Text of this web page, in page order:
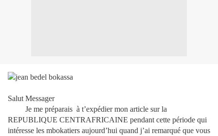
Salut Messager
Je me préparais à t’expédier mon article sur la
REPUBLIQUE CENTRAFRICAINE pendant cette période qui
intéresse les mbokatiers aujourd’hui quand j’ai remarqué que vous